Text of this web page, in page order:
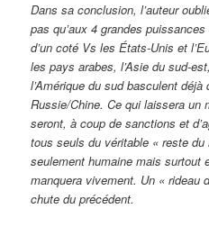
Dans sa conclusion, l’auteur
pas qu’aux 4 grandes
d’un coté Vs les États-Unis et
les pays arabes, l’Asie du sud-
l’Amérique du sud basculent
Russie/Chine. Ce qui laissera un
seront, à coup de sanctions et
tous seuls du véritable « reste
seulement humaine mais surtout
manquera vivement. Un « rideau
chute du précédent.